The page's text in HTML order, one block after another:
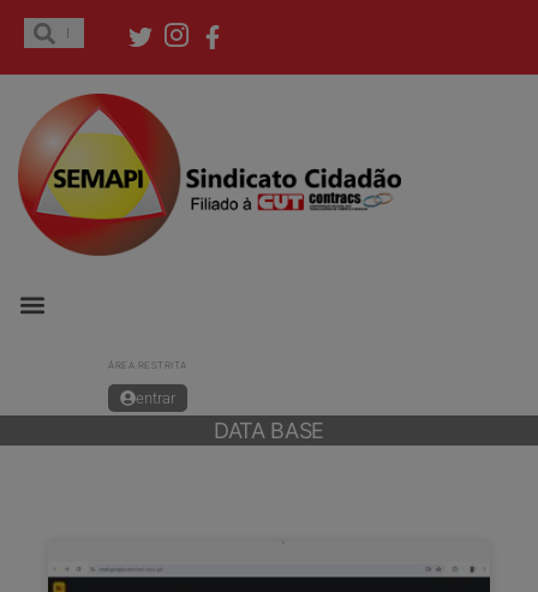
ÁREA RESTRITA
entrar
DATA BASE